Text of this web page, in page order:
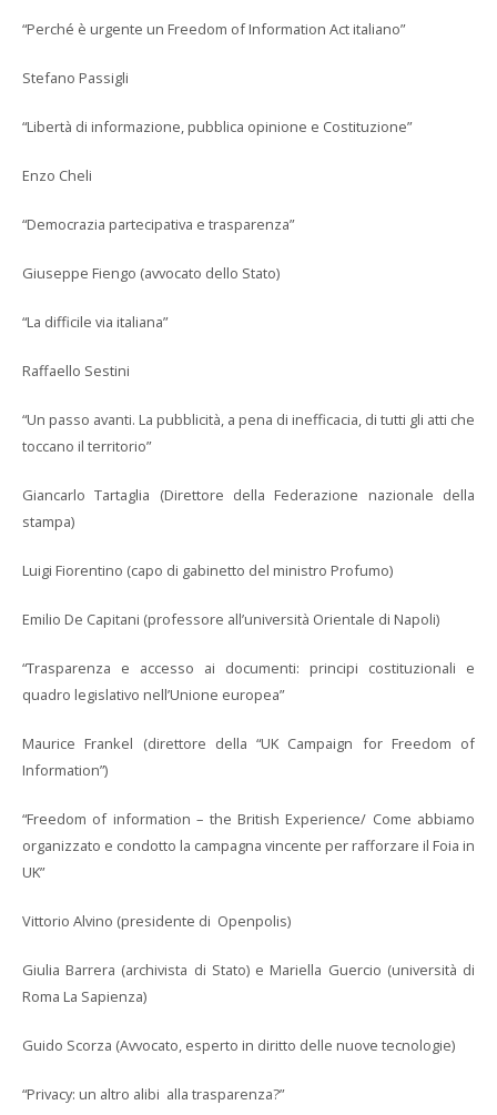
“Perché è urgente un Freedom of Information Act italiano”
Stefano Passigli
“Libertà di informazione, pubblica opinione e Costituzione”
Enzo Cheli
“Democrazia partecipativa e trasparenza”
Giuseppe Fiengo (avvocato dello Stato)
“La difficile via italiana”
Raffaello Sestini
“Un passo avanti. La pubblicità, a pena di inefficacia, di tutti gli atti che
toccano il territorio”
Giancarlo Tartaglia (Direttore della Federazione nazionale della
stampa)
Luigi Fiorentino (capo di gabinetto del ministro Profumo)
Emilio De Capitani (professore all’università Orientale di Napoli)
“Trasparenza e accesso ai documenti: principi costituzionali e
quadro legislativo nell’Unione europea”
Maurice Frankel (direttore della “UK Campaign for Freedom of
Information”)
“Freedom of information – the British Experience/ Come abbiamo
organizzato e condotto la campagna vincente per rafforzare il Foia in
UK”
Vittorio Alvino (presidente di Openpolis)
Giulia Barrera (archivista di Stato) e Mariella Guercio (università di
Roma La Sapienza)
Guido Scorza (Avvocato, esperto in diritto delle nuove tecnologie)
“Privacy: un altro alibi alla trasparenza?”